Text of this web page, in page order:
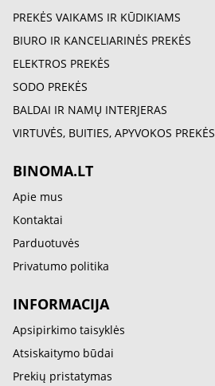
PREKĖS VAIKAMS IR KŪDIKIAMS
BIURO IR KANCELIARINĖS PREKĖS
ELEKTROS PREKĖS
SODO PREKĖS
BALDAI IR NAMŲ INTERJERAS
VIRTUVĖS, BUITIES, APYVOKOS PREKĖS
BINOMA.LT
Apie mus
Kontaktai
Parduotuvės
Privatumo politika
INFORMACIJA
Apsipirkimo taisyklės
Atsiskaitymo būdai
Prekių pristatymas